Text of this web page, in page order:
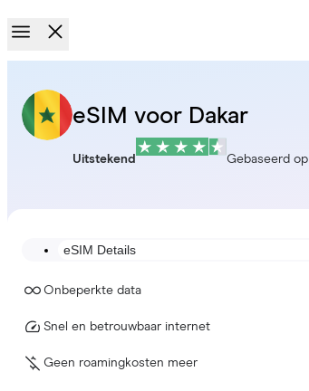
eSIM voor Dakar
Uitstekend Gebaseerd op
eSIM Details
Onbeperkte data
Snel en betrouwbaar internet
Geen roamingkosten meer